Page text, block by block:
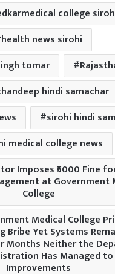
college
health news sirohi
tomar
hindi samachar
sirohi hindi
medical college news
Imposes ₹5000 Fine
at Government
College
Medical College
Bribe Yet Systems
Months Neither the
Has Managed
Improvements